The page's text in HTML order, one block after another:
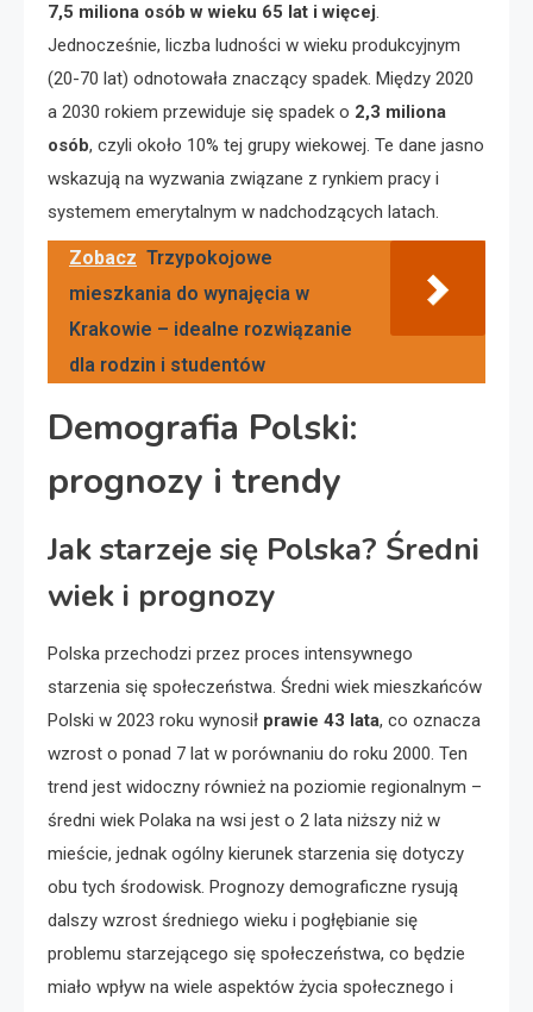
7,5 miliona osób w wieku 65 lat i więcej.
Jednocześnie, liczba ludności w wieku produkcyjnym
(20-70 lat) odnotowała znaczący spadek. Między 2020
a 2030 rokiem przewiduje się spadek o 2,3 miliona
osób, czyli około 10% tej grupy wiekowej. Te dane jasno
wskazują na wyzwania związane z rynkiem pracy i
systemem emerytalnym w nadchodzących latach.
Zobacz Trzypokojowe
mieszkania do wynajęcia w
Krakowie – idealne rozwiązanie
dla rodzin i studentów
Demografia Polski:
prognozy i trendy
Jak starzeje się Polska? Średni
wiek i prognozy
Polska przechodzi przez proces intensywnego
starzenia się społeczeństwa. Średni wiek mieszkańców
Polski w 2023 roku wynosił prawie 43 lata, co oznacza
wzrost o ponad 7 lat w porównaniu do roku 2000. Ten
trend jest widoczny również na poziomie regionalnym –
średni wiek Polaka na wsi jest o 2 lata niższy niż w
mieście, jednak ogólny kierunek starzenia się dotyczy
obu tych środowisk. Prognozy demograficzne rysują
dalszy wzrost średniego wieku i pogłębianie się
problemu starzejącego się społeczeństwa, co będzie
miało wpływ na wiele aspektów życia społecznego i